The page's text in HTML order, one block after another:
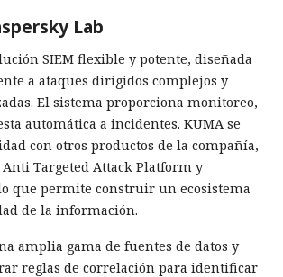
Lab
SIEM flexible y potente, diseñada
a ataques dirigidos complejos y
El sistema proporciona monitoreo,
automática a incidentes. KUMA se
con otros productos de la compañía,
Targeted Attack Platform y
que permite construir un ecosistema
de la información.
amplia gama de fuentes de datos y
reglas de correlación para identificar